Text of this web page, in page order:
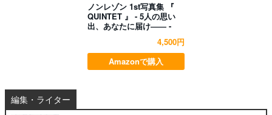
ノンレゾン 1st写真集 『
QUINTET 』 - 5人の思い
出、あなたに届け―― -
4,500円
Amazonで購入
編集・ライター